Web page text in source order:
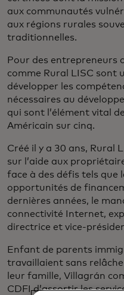
aux communautés
aux régions rurales
traditionnelles.
Pour des entrepreneurs
comme Rural LISC sont
développer les
nécessaires au
qui sont l’élément vital
Américain sur cinq.
Créé il y a 30 ans, Rural
sur l’aide aux
face à des défis tels que
opportunités de
dernières années, le
connectivité Internet,
directrice et vice-
Enfant de parents
travaillaient sans
leur famille, Villagrán
CDFI d’assortir les